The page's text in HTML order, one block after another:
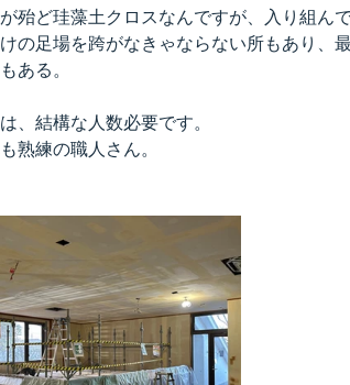
殆ど珪藻土クロスなんですが、入り組ん
の足場を跨がなきゃならない所もあり、
ある。
、結構な人数必要です。
熟練の職人さん。